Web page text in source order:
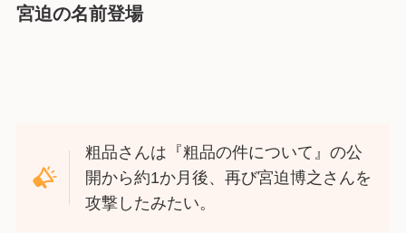
宮迫の名前登場
粗品さんは『粗品の件について』の公
開から約1か月後、再び宮迫博之さんを
攻撃したみたい。